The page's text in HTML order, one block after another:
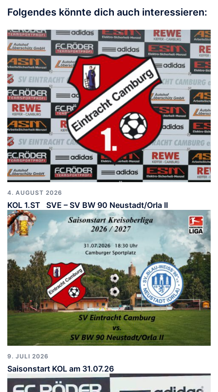
Folgendes könnte dich auch interessieren:
4. AUGUST 2026
KOL 1.ST SVE – SV BW 90 Neustadt/Orla II
9. JULI 2026
Saisonstart KOL am 31.07.26